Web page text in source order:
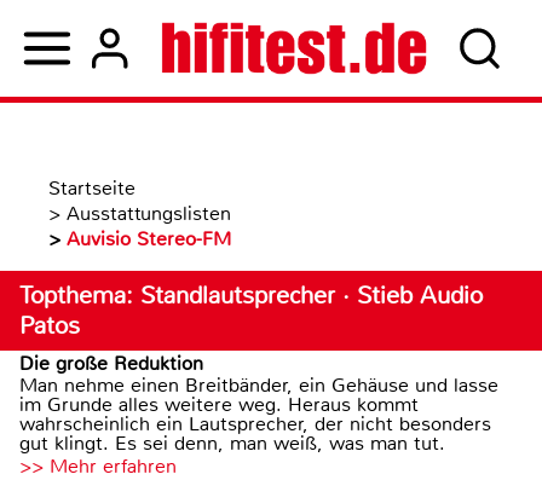
Startseite
> Ausstattungslisten
> Auvisio Stereo-FM
Topthema: Standlautsprecher · Stieb Audio
Patos
Die große Reduktion
Man nehme einen Breitbänder, ein Gehäuse und lasse
im Grunde alles weitere weg. Heraus kommt
wahrscheinlich ein Lautsprecher, der nicht besonders
gut klingt. Es sei denn, man weiß, was man tut.
>> Mehr erfahren